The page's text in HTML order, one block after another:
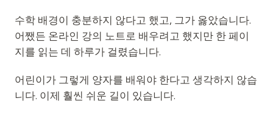
이벤트
타임라인
양자 보안
수학 배경이 충분하지 않다고 했고, 그가 옳았습니다.
어쨌든 온라인 강의 노트로 배우려고 했지만 한 페이
지를 읽는 데 하루가 걸렸습니다.
어린이가 그렇게 양자를 배워야 한다고 생각하지 않습
니다. 이제 훨씬 쉬운 길이 있습니다.